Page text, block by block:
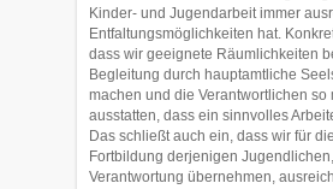
Kinder- und Ju­gendarbeit immer
Entfaltungsmöglich­keiten hat.
dass wir geeig­nete Räum­lichkeiten
Begleitung durch hauptamtli­che
machen und die Verantwortlichen so
ausstatten, dass ein sinnvolles
Das schließt auch ein, dass wir für
Fortbildung derjenigen
Verantwortung überneh­men,